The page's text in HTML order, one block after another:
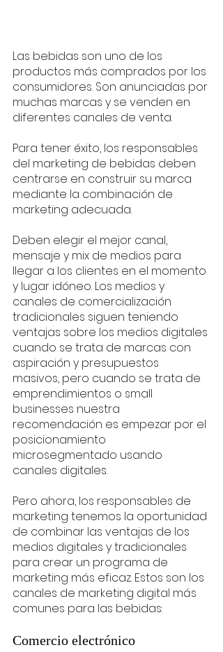
Las bebidas son uno de los
productos más comprados por los
consumidores. Son anunciadas por
muchas marcas y se venden en
diferentes canales de venta.
Para tener éxito, los responsables
del marketing de bebidas deben
centrarse en construir su marca
mediante la combinación de
marketing adecuada.
Deben elegir el mejor canal,
mensaje y mix de medios para
llegar a los clientes en el momento
y lugar idóneo. Los medios y
canales de comercialización
tradicionales siguen teniendo
ventajas sobre los medios digitales
cuando se trata de marcas con
aspiración y presupuestos
masivos, pero cuando se trata de
emprendimientos o small
businesses nuestra
recomendación es empezar por el
posicionamiento
microsegmentado usando
canales digitales.
Pero ahora, los responsables de
marketing tenemos la oportunidad
de combinar las ventajas de los
medios digitales y tradicionales
para crear un programa de
marketing más eficaz. Estos son los
canales de marketing digital más
comunes para las bebidas:
Comercio electrónico